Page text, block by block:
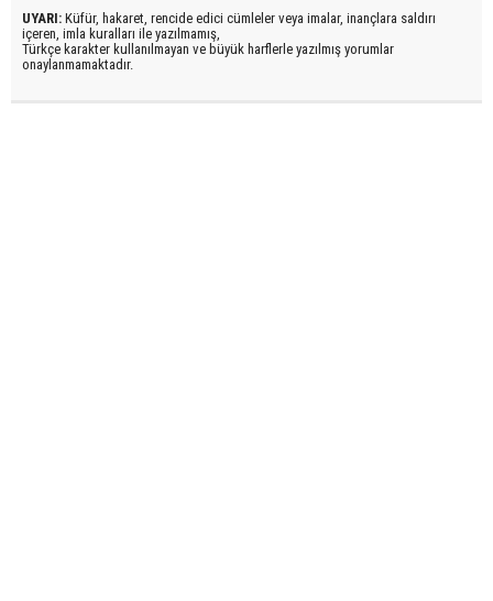
UYARI: Küfür, hakaret, rencide edici cümleler veya imalar, inançlara saldırı
içeren, imla kuralları ile yazılmamış,
Türkçe karakter kullanılmayan ve büyük harflerle yazılmış yorumlar
onaylanmamaktadır.